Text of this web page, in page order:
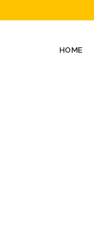
HOME